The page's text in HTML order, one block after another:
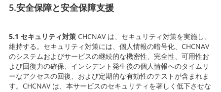
5.安全保障と安全保障支援
5.1 セキュリティ対策 CHCNAV は、セキュリティ対策を実施し、
維持する。セキュリティ対策には、個人情報の暗号化、CHCNAV
のシステムおよびサービスの継続的な機密性、完全性、可用性お
よび回復力の確保、インシデント発生後の個人情報へのタイムリ
ーなアクセスの回復、および定期的な有効性のテストが含まれま
す。CHCNAV は、本サービスのセキュリティを著しく低下させな